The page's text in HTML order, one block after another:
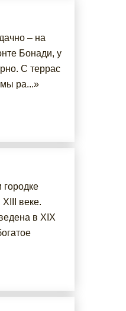
– на
Бонади, у
С террас
ра...»
веке.
в XIX